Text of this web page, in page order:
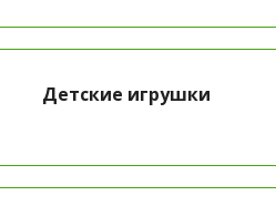
Детские игрушки